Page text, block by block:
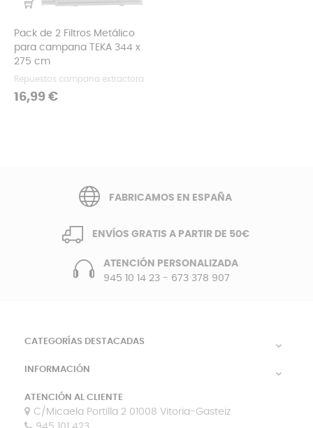
Pack de 2 Filtros Metálico
para campana TEKA 344 x
275 cm
Repuestos campana extractora
Precio
16,99 €
FABRICAMOS EN ESPAÑA
ENVÍOS GRATIS A PARTIR DE 50€
ATENCIÓN PERSONALIZADA
945 10 14 23- 673 378 907
CATEGORÍAS DESTACADAS 
INFORMACIÓN 
ATENCIÓN AL CLIENTE
C/Micaela Portilla 2 01008 Vitoria-Gasteiz